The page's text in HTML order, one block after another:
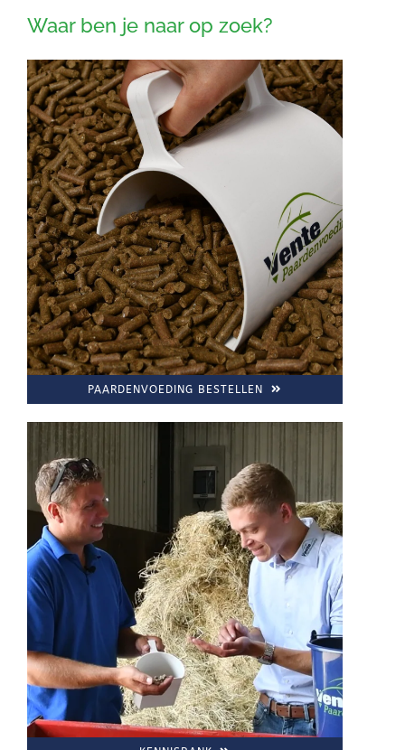
Waar ben je naar op zoek?
PAARDENVOEDING BESTELLEN